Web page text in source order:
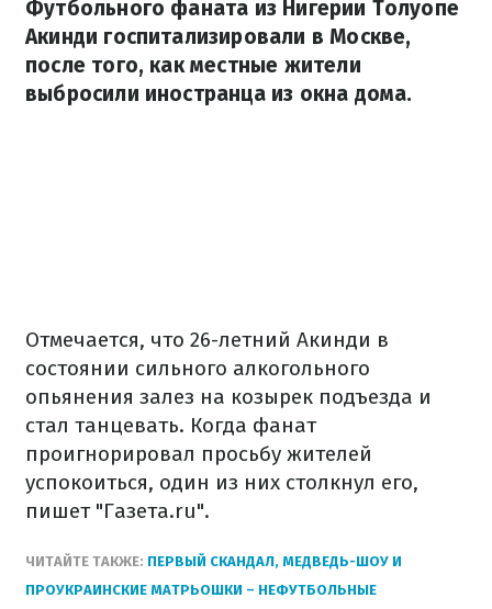
Футбольного фаната из Нигерии Толуопе
Акинди госпитализировали в Москве,
после того, как местные жители
выбросили иностранца из окна дома.
Отмечается, что 26-летний Акинди в
состоянии сильного алкогольного
опьянения залез на козырек подъезда и
стал танцевать. Когда фанат
проигнорировал просьбу жителей
успокоиться, один из них столкнул его,
пишет "Газета.ru".
ЧИТАЙТЕ ТАКЖЕ: ПЕРВЫЙ СКАНДАЛ, МЕДВЕДЬ-ШОУ И
ПРОУКРАИНСКИЕ МАТРЬОШКИ – НЕФУТБОЛЬНЫЕ